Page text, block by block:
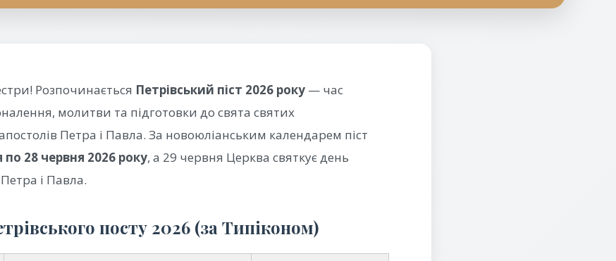
Розпочинається Петрівський піст 2026 року — час
молитви та підготовки до свята святих
Петра і Павла. За новоюліанським календарем піст
по 28 червня 2026 року, а 29 червня Церква святкує день
і Павла.
посту 2026 (за Типіконом)